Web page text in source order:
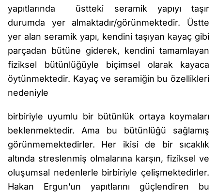
yapıtlarında üstteki seramik yapıyı taşır
durumda yer almaktadır/görünmektedir. Üstte
yer alan seramik yapı, kendini taşıyan kayaç gibi
parçadan bütüne giderek, kendini tamamlayan
fiziksel bütünlüğüyle biçimsel olarak kayaca
öytünmektedir. Kayaç ve seramiğin bu özellikleri
nedeniyle
birbiriyle uyumlu bir bütünlük ortaya koymaları
beklenmektedir. Ama bu bütünlüğü sağlamış
görünmemektedirler. Her ikisi de bir sıcaklık
altında streslenmiş olmalarına karşın, fiziksel ve
oluşumsal nedenlerle birbiriyle çelişmektedirler.
Hakan Ergun’un yapıtlarını güçlendiren bu